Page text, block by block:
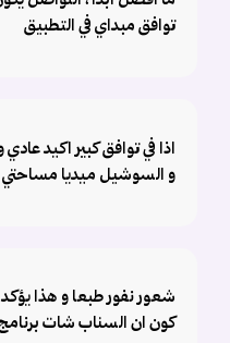
توافق مبداي في التطبيق
اذا في توافق كبير اكيد
و السوشيل ميديا
شعور نفور طبعا و هذا
كون ان السناب شات